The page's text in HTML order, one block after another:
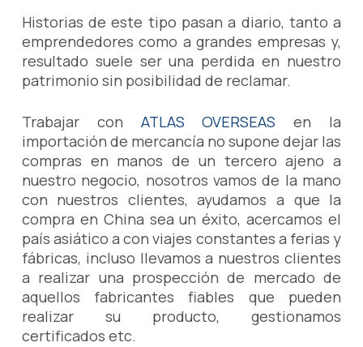
Historias de este tipo pasan a diario, tanto a
emprendedores como a grandes empresas y,
resultado suele ser una perdida en nuestro
patrimonio sin posibilidad de reclamar.
Trabajar con ATLAS OVERSEAS en la
importación de mercancía no supone dejar las
compras en manos de un tercero ajeno a
nuestro negocio, nosotros vamos de la mano
con nuestros clientes, ayudamos a que la
compra en China sea un éxito, acercamos el
país asiático a con viajes constantes a ferias y
fábricas, incluso llevamos a nuestros clientes
a realizar una prospección de mercado de
aquellos fabricantes fiables que pueden
realizar su producto, gestionamos
certificados etc.